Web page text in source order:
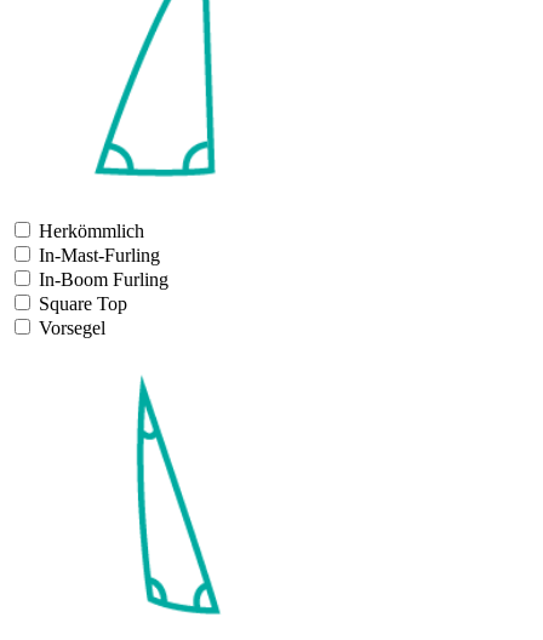
Herkömmlich
In-Mast-Furling
In-Boom Furling
Square Top
Vorsegel